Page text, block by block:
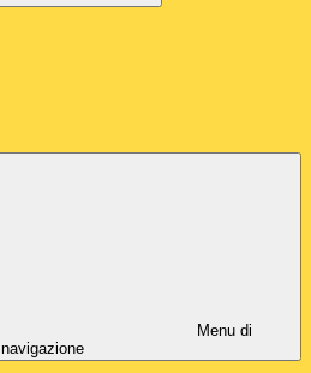
Menu di
navigazione